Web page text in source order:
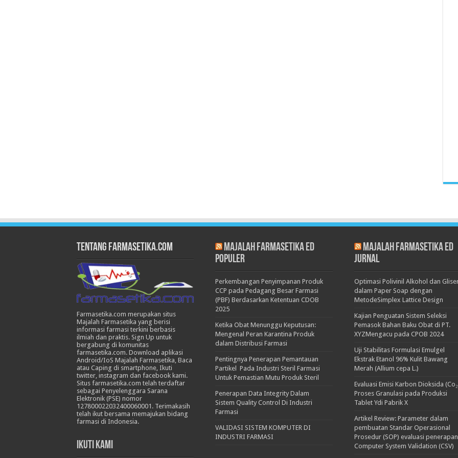
Tentang Farmasetika.com
Farmasetika.com merupakan situs
Majalah Farmasetika yang berisi
informasi farmasi terkini berbasis
ilmiah dan praktis. Sign Up untuk
bergabung di komunitas
farmasetika.com. Download aplikasi
Android/IoS Majalah Farmasetika, Baca
atau Caping di smartphone, Ikuti
twitter, instagram dan facebook kami.
Situs farmasetika.com telah terdaftar
sebagai Penyelenggara Sarana
Elektronik (PSE) nomor
127800022032400060001. Terimakasih
telah ikut bersama memajukan bidang
farmasi di Indonesia.
Ikuti Kami
Majalah Farmasetika Ed
Populer
Perkembangan Penyimpanan Produk
CCP pada Pedagang Besar Farmasi
(PBF) Berdasarkan Ketentuan CDOB
2025
Ketika Obat Menunggu Keputusan:
Mengenal Peran Karantina Produk
dalam Distribusi Farmasi
Pentingnya Penerapan Pemantauan
Partikel Pada Industri Steril Farmasi
Untuk Pemastian Mutu Produk Steril
Penerapan Data Integrity Dalam
Sistem Quality Control Di Industri
Farmasi
VALIDASI SISTEM KOMPUTER DI
INDUSTRI FARMASI
Majalah Farmasetika Ed
Jurnal
Optimasi Polivinil Alkohol dan
dalam Paper Soap dengan
MetodeSimplex Lattice Design
Kajian Penguatan Sistem Seleksi
Pemasok Bahan Baku Obat di PT.
XYZMengacu pada CPOB 2024
Uji Stabilitas Formulasi Emulgel
Ekstrak Etanol 96% Kulit Bawang
Merah (Allium cepa L.)
Evaluasi Emisi Karbon Dioksida
Proses Granulasi pada Produksi
Tablet Ydi Pabrik X
Artikel Review: Parameter dalam
pembuatan Standar Operasional
Prosedur (SOP) evaluasi penerapan
Computer System Validation (CSV)